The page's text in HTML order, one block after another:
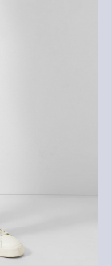
Tagen nach
und VIP
um ihre Artikel